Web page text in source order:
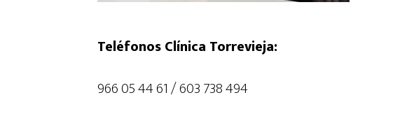
Teléfonos Clínica Torrevieja:
966 05 44 61 / 603 738 494